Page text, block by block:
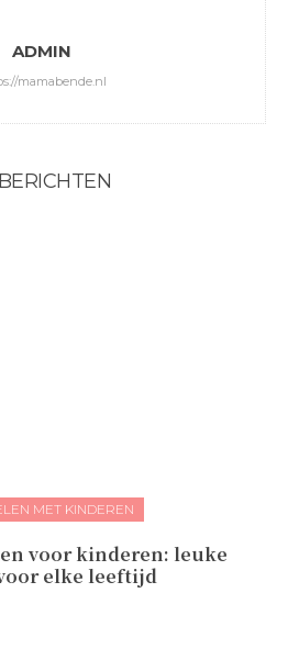
ADMIN
mamabende.nl
MET KINDEREN
voor kinderen: leuke
elke leeftijd